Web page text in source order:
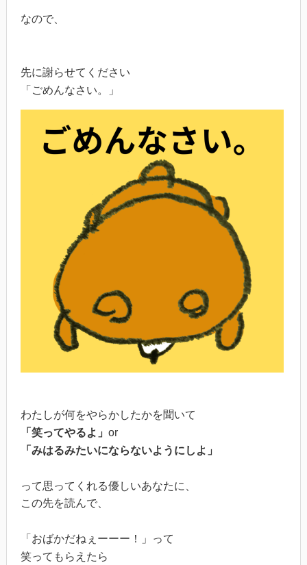
なので、
先に謝らせてください
「ごめんなさい。」
わたしが何をやらかしたかを聞いて
「笑ってやるよ」 or
「みはるみたいにならないようにしよ」
って思ってくれる優しいあなたに、
この先を読んで、
「おばかだねぇーーー！」って
笑ってもらえたら